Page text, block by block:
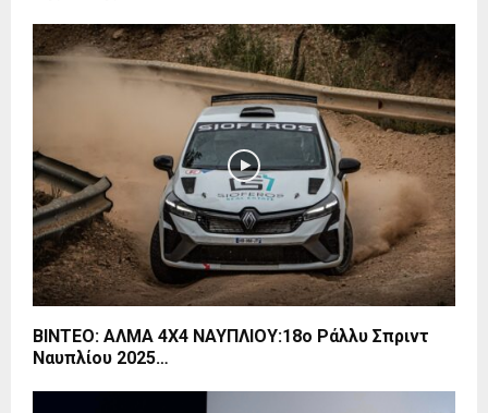
ΒΙΝΤΕΟ: ΑΛΜΑ 4Χ4 ΝΑΥΠΛΙΟΥ:18ο Ράλλυ Σπριντ
Ναυπλίου 2025…